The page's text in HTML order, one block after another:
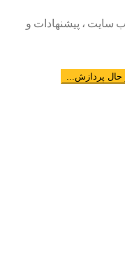
سایت ، پیشنهادات و